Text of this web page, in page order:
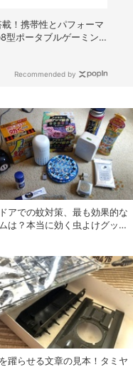
！携帯性とパフォーマ
型ポータブルゲーミン
Recommended by
アでの蚊対策、最も効果的な
は？本当に効く虫よけグッズ
躍らせる文章の見本！タミヤ